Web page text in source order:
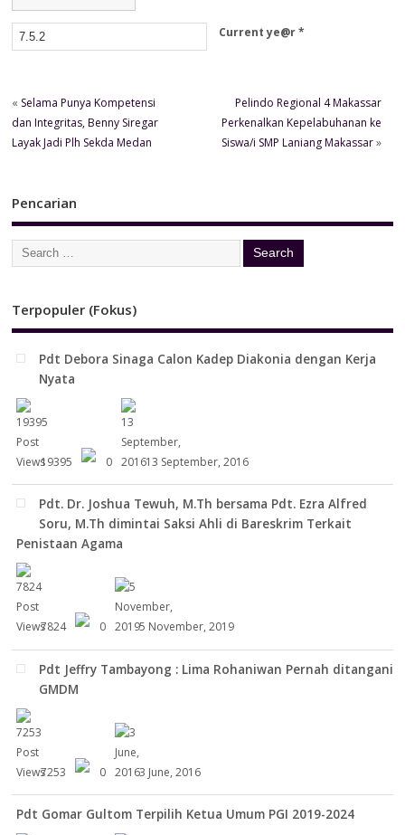
Current ye@r*
« Selama Punya Kompetensi
dan Integritas, Benny Siregar
Layak Jadi Plh Sekda Medan
Pelindo Regional 4 Makassar
Perkenalkan Kepelabuhanan ke
Siswa/i SMP Laniang Makassar»
Pencarian
Terpopuler (Fokus)
Pdt Debora Sinaga Calon Kadep Diakonia dengan Kerja
Nyata
19395 0 13 September, 2016
Pdt. Dr. Joshua Tewuh, M.Th bersama Pdt. Ezra Alfred
Soru, M.Th dimintai Saksi Ahli di Bareskrim Terkait
Penistaan Agama
7824 0 5 November, 2019
Pdt Jeffry Tambayong : Lima Rohaniwan Pernah ditangani
GMDM
7253 0 3 June, 2016
Pdt Gomar Gultom Terpilih Ketua Umum PGI 2019-2024